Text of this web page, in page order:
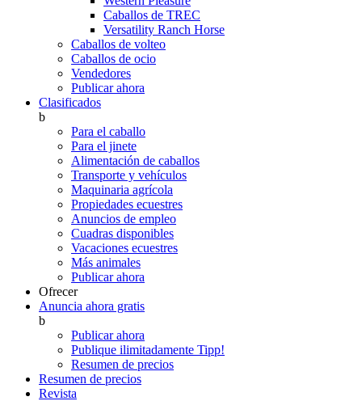
Caballos de TREC
Versatility Ranch Horse
Caballos de volteo
Caballos de ocio
Vendedores
Publicar ahora
Clasificados
b
Para el caballo
Para el jinete
Alimentación de caballos
Transporte y vehículos
Maquinaria agrícola
Propiedades ecuestres
Anuncios de empleo
Cuadras disponibles
Vacaciones ecuestres
Más animales
Publicar ahora
Ofrecer
Anuncia ahora gratis
b
Publicar ahora
Publique ilimitadamente Tipp!
Resumen de precios
Resumen de precios
Revista